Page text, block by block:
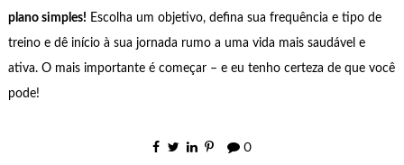
plano simples! Escolha um objetivo, defina sua frequência e tipo de
treino e dê início à sua jornada rumo a uma vida mais saudável e
ativa. O mais importante é começar – e eu tenho certeza de que você
pode!
0